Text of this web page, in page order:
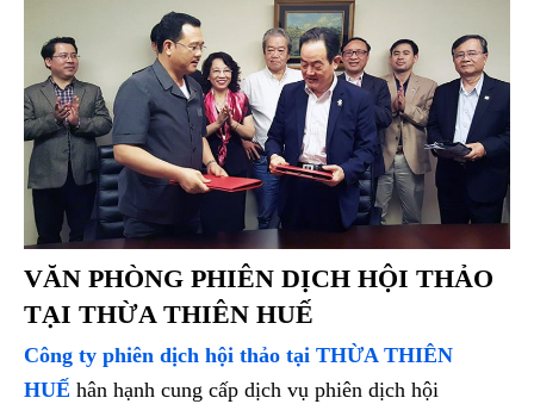
VĂN PHÒNG PHIÊN DỊCH HỘI THẢO
TẠI THỪA THIÊN HUẾ
Công ty phiên dịch hội thảo tại THỪA THIÊN
HUẾ hân hạnh cung cấp dịch vụ phiên dịch hội